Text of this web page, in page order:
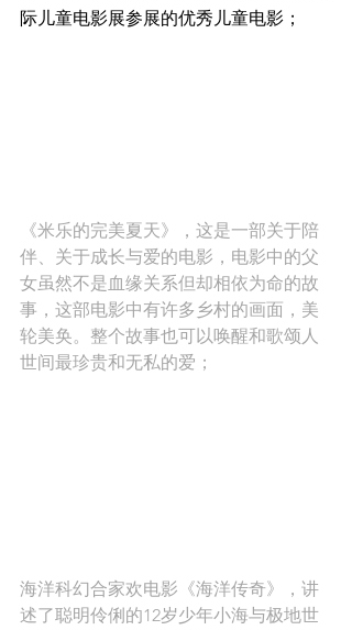
际儿童电影展参展的优秀儿童电影；
《米乐的完美夏天》，这是一部关于陪
伴、关于成长与爱的电影，电影中的父
女虽然不是血缘关系但却相依为命的故
事，这部电影中有许多乡村的画面，美
轮美奂。整个故事也可以唤醒和歌颂人
世间最珍贵和无私的爱；
海洋科幻合家欢电影《海洋传奇》，讲
述了聪明伶俐的12岁少年小海与极地世